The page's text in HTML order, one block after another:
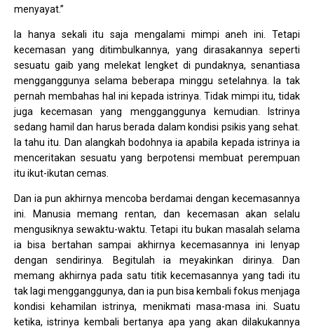
menyayat.”
Ia hanya sekali itu saja mengalami mimpi aneh ini. Tetapi
kecemasan yang ditimbulkannya, yang dirasakannya seperti
sesuatu gaib yang melekat lengket di pundaknya, senantiasa
mengganggunya selama beberapa minggu setelahnya. Ia tak
pernah membahas hal ini kepada istrinya. Tidak mimpi itu, tidak
juga kecemasan yang mengganggunya kemudian. Istrinya
sedang hamil dan harus berada dalam kondisi psikis yang sehat.
Ia tahu itu. Dan alangkah bodohnya ia apabila kepada istrinya ia
menceritakan sesuatu yang berpotensi membuat perempuan
itu ikut-ikutan cemas.
Dan ia pun akhirnya mencoba berdamai dengan kecemasannya
ini. Manusia memang rentan, dan kecemasan akan selalu
mengusiknya sewaktu-waktu. Tetapi itu bukan masalah selama
ia bisa bertahan sampai akhirnya kecemasannya ini lenyap
dengan sendirinya. Begitulah ia meyakinkan dirinya. Dan
memang akhirnya pada satu titik kecemasannya yang tadi itu
tak lagi mengganggunya, dan ia pun bisa kembali fokus menjaga
kondisi kehamilan istrinya, menikmati masa-masa ini. Suatu
ketika, istrinya kembali bertanya apa yang akan dilakukannya